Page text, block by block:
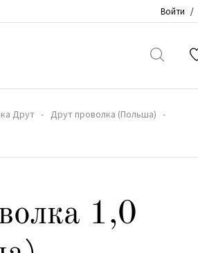
Войти /
Друт
Друт проволка (Польша)
1,0